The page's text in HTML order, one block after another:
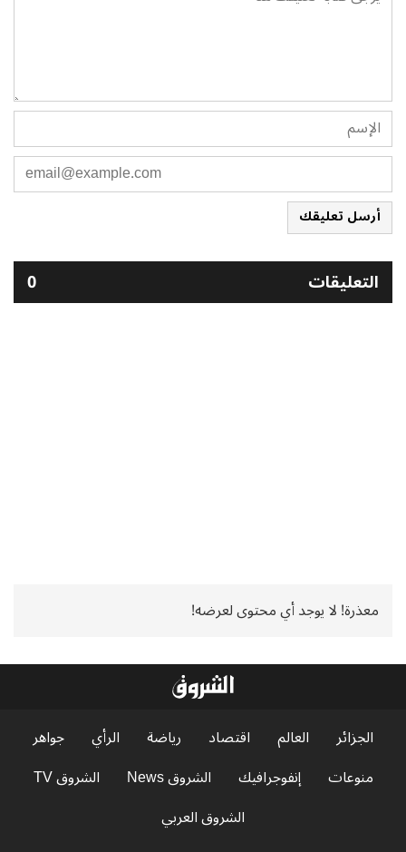
أرسل تعليقك
التعليقات 0
معذرة! لا يوجد أي محتوى لعرضه!
الجزائر العالم اقتصاد رياضة الرأي
جواهر
منوعات
إنفوجرافيك الشروق News
الشروق TV
الشروق العربي